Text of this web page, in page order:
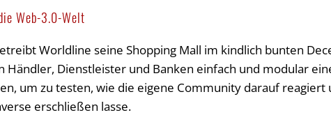
Web-3.0-Welt
Worldline seine Shopping Mall im kindlich bunten
Händler, Dienstleister und Banken einfach und modular
um zu testen, wie die eigene Community darauf reagiert
erschließen lasse.